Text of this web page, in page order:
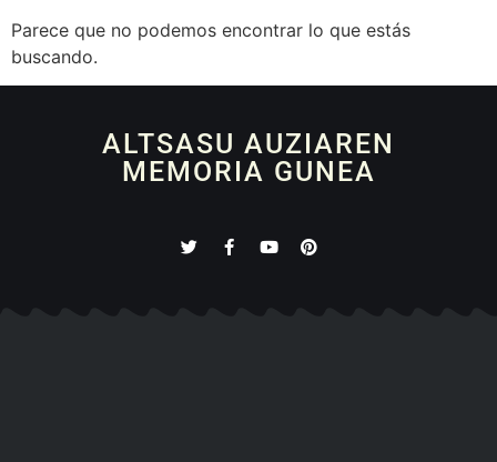
Parece que no podemos encontrar lo que estás
buscando.
ALTSASU AUZIAREN
MEMORIA GUNEA